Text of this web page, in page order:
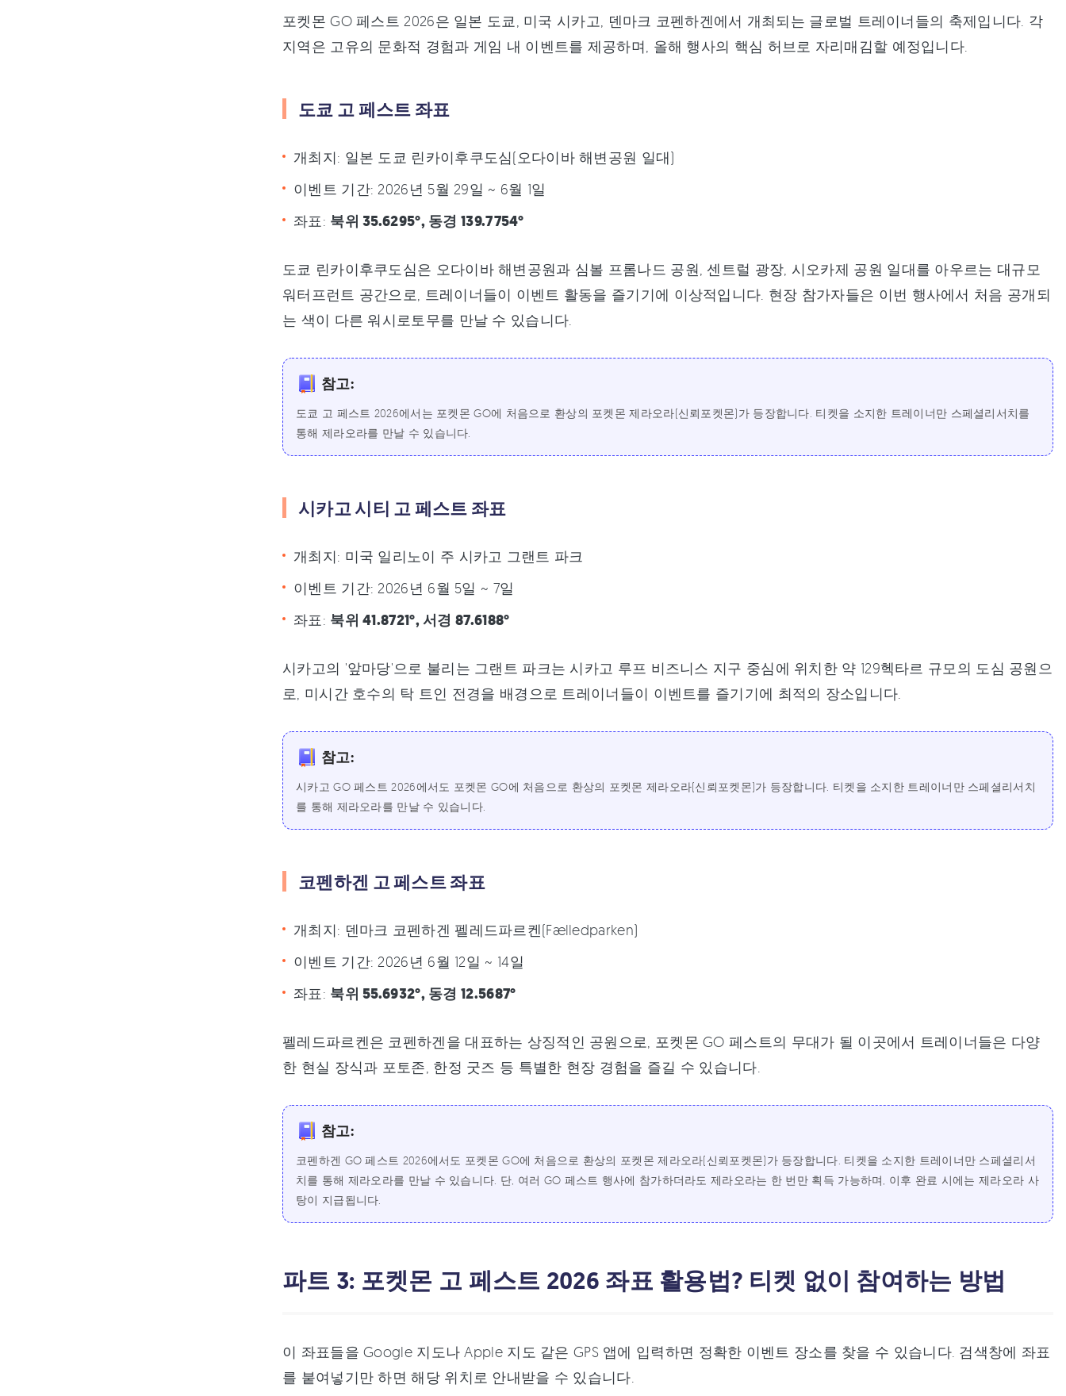
포켓몬 GO 페스트 2026은 일본 도쿄, 미국 시카고, 덴마크 코펜하겐에서 개최되는 글로벌 트레이너들의 축제입니다. 각
지역은 고유의 문화적 경험과 게임 내 이벤트를 제공하며, 올해 행사의 핵심 허브로 자리매김할 예정입니다.
도쿄 고 페스트 좌표
개최지: 일본 도쿄 린카이후쿠도심(오다이바 해변공원 일대)
이벤트 기간: 2026년 5월 29일 ~ 6월 1일
좌표: 북위 35.6295°, 동경 139.7754°
도쿄 린카이후쿠도심은 오다이바 해변공원과 심볼 프롬나드 공원, 센트럴 광장, 시오카제 공원 일대를 아우르는 대규모
워터프런트 공간으로, 트레이너들이 이벤트 활동을 즐기기에 이상적입니다. 현장 참가자들은 이번 행사에서 처음 공개되
는 색이 다른 워시로토무를 만날 수 있습니다.
참고:
도쿄 고 페스트 2026에서는 포켓몬 GO에 처음으로 환상의 포켓몬 제라오라(신뢰포켓몬)가 등장합니다. 티켓을 소지한 트레이너만 스페셜리서치를
통해 제라오라를 만날 수 있습니다.
시카고 시티 고 페스트 좌표
개최지: 미국 일리노이 주 시카고 그랜트 파크
이벤트 기간: 2026년 6월 5일 ~ 7일
좌표: 북위 41.8721°, 서경 87.6188°
시카고의 '앞마당'으로 불리는 그랜트 파크는 시카고 루프 비즈니스 지구 중심에 위치한 약 129헥타르 규모의 도심 공원으
로, 미시간 호수의 탁 트인 전경을 배경으로 트레이너들이 이벤트를 즐기기에 최적의 장소입니다.
참고:
시카고 GO 페스트 2026에서도 포켓몬 GO에 처음으로 환상의 포켓몬 제라오라(신뢰포켓몬)가 등장합니다. 티켓을 소지한 트레이너만 스페셜리서치
를 통해 제라오라를 만날 수 있습니다.
코펜하겐 고 페스트 좌표
개최지: 덴마크 코펜하겐 펠레드파르켄(Fælledparken)
이벤트 기간: 2026년 6월 12일 ~ 14일
좌표: 북위 55.6932°, 동경 12.5687°
펠레드파르켄은 코펜하겐을 대표하는 상징적인 공원으로, 포켓몬 GO 페스트의 무대가 될 이곳에서 트레이너들은 다양
한 현실 장식과 포토존, 한정 굿즈 등 특별한 현장 경험을 즐길 수 있습니다.
참고:
코펜하겐 GO 페스트 2026에서도 포켓몬 GO에 처음으로 환상의 포켓몬 제라오라(신뢰포켓몬)가 등장합니다. 티켓을 소지한 트레이너만 스페셜리서
치를 통해 제라오라를 만날 수 있습니다. 단, 여러 GO 페스트 행사에 참가하더라도 제라오라는 한 번만 획득 가능하며, 이후 완료 시에는 제라오라 사
탕이 지급됩니다.
파트 3: 포켓몬 고 페스트 2026 좌표 활용법? 티켓 없이 참여하는 방법
이 좌표들을 Google 지도나 Apple 지도 같은 GPS 앱에 입력하면 정확한 이벤트 장소를 찾을 수 있습니다. 검색창에 좌표
를 붙여넣기만 하면 해당 위치로 안내받을 수 있습니다.